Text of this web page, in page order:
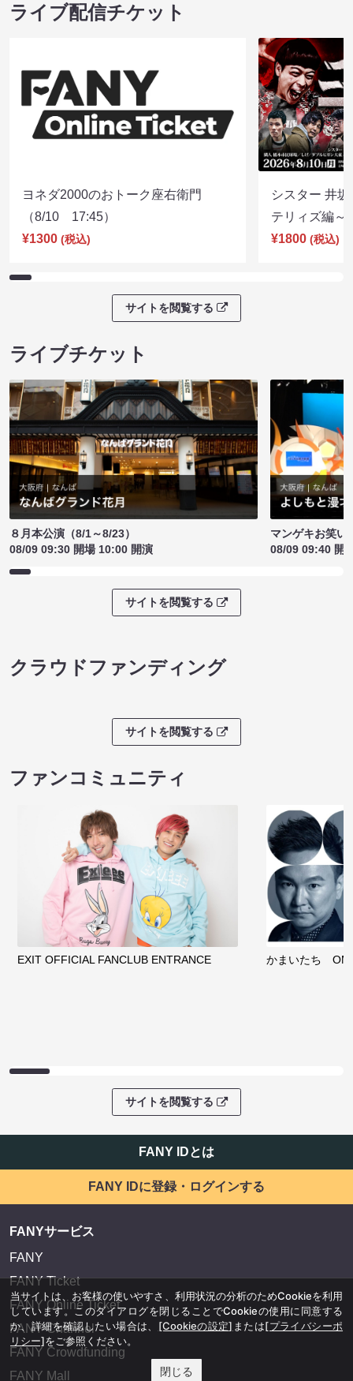
ライブ配信チケット
ヨネダ2000のおトーク座右衛門
（8/10 17:45）
¥1300 (税込)
シスター 井
テリィズ編
¥1800 (税込)
サイトを閲覧する
ライブチケット
８月本公演（8/1～8/23）
08/09 09:30 開場 10:00 開演
マンゲキお笑い
08/09 09:40 開
サイトを閲覧する
クラウドファンディング
サイトを閲覧する
ファンコミュニティ
EXIT OFFICIAL FANCLUB ENTRANCE かまいたち
サイトを閲覧する
FANY IDとは
FANY IDに登録・ログインする
FANYサービス
FANY
FANY Ticket
FANY Online Ticket
FANY Channel
FANY Crowdfunding
FANY Mall
当サイトは、お客様の使いやすさ、利用状況の分析のためCookieを利用
しています。このダイアログを閉じることでCookieの使用に同意する
か、詳細を確認したい場合は、 [Cookieの設定] または[プライバシーポ
リシー]をご参照ください。
閉じる